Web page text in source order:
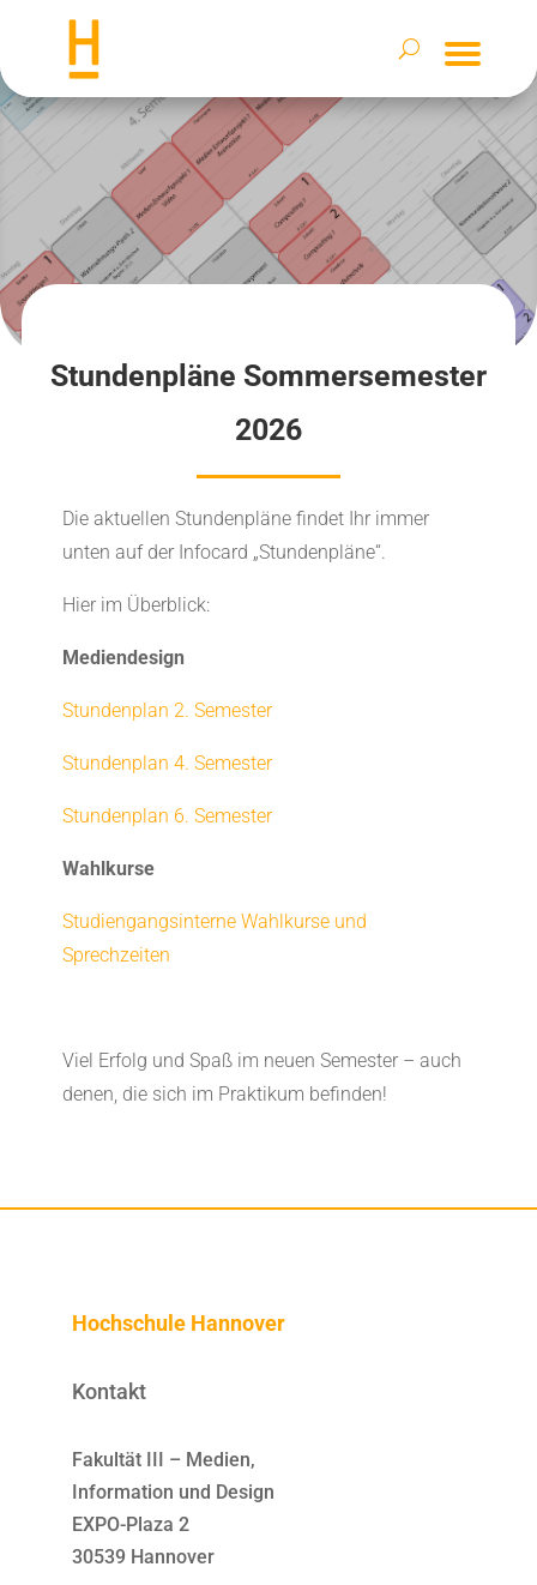
Stundenpläne Sommersemester
2026
Die aktuellen Stundenpläne findet Ihr immer
unten auf der Infocard „Stundenpläne“.
Hier im Überblick:
Mediendesign
Stundenplan 2. Semester
Stundenplan 4. Semester
Stundenplan 6. Semester
Wahlkurse
Studiengangsinterne Wahlkurse und
Sprechzeiten
Viel Erfolg und Spaß im neuen Semester – auch
denen, die sich im Praktikum befinden!
Hochschule Hannover
Kontakt
Fakultät III – Medien,
Information und Design
EXPO-Plaza 2
30539 Hannover